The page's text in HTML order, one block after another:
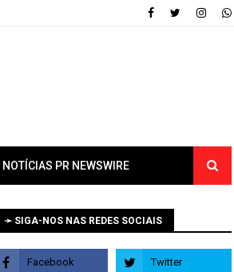
NOTÍCIAS PR NEWSWIRE
➛ SIGA-NOS NAS REDES SOCIAIS